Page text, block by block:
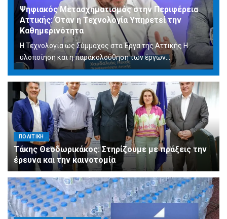
Ψηφιακός Μετασχηματισμός στην Περιφέρεια
Αττικής: Όταν η Τεχνολογία Υπηρετεί την
Καθημερινότητα
Η Τεχνολογία ως Σύμμαχος στα Έργα της Αττικής Η
υλοποίηση και η παρακολούθηση των έργων...
ΠΟΛΙΤΙΚΗ
Τάκης Θεοδωρικάκος: Στηρίζουμε με πράξεις την
έρευνα και την καινοτομία